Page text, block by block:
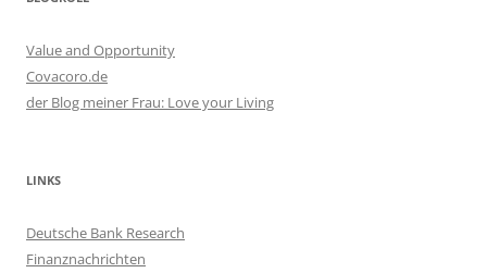
Value and Opportunity
Covacoro.de
der Blog meiner Frau: Love your Living
LINKS
Deutsche Bank Research
Finanznachrichten